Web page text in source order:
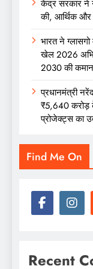
केंद्र सरकार ने
की, आर्थिक और
भारत ने
खेल 2026
2030 की कमान
प्रधानमंत्री
₹5,640 करोड़
प्रोजेक्ट्स का
Find Me On
Recent